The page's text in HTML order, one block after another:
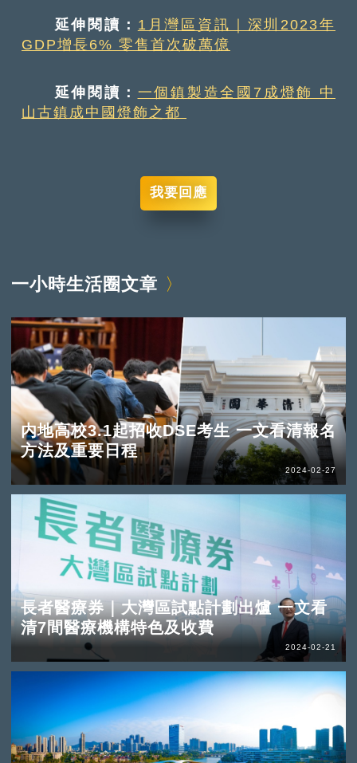
延伸閱讀： 1月灣區資訊｜深圳2023年
GDP增長6% 零售首次破萬億
延伸閱讀： 一個鎮製造全國7成燈飾 中
山古鎮成中國燈飾之都
我要回應
一小時生活圈文章
内地高校3.1起招收DSE考生 一文看清報名
方法及重要日程
2024-02-27
長者醫療券｜大灣區試點計劃出爐 一文看
清7間醫療機構特色及收費
2024-02-21